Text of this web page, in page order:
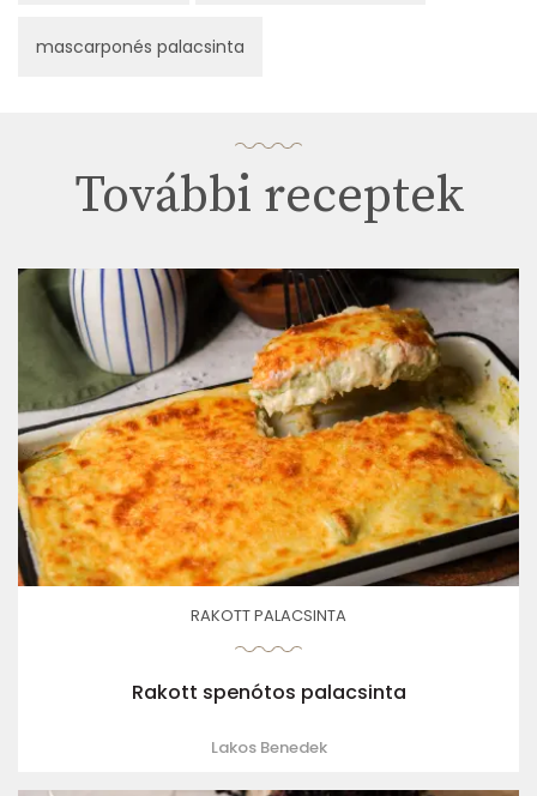
mascarponés palacsinta
További receptek
RAKOTT PALACSINTA
Rakott spenótos palacsinta
Lakos Benedek